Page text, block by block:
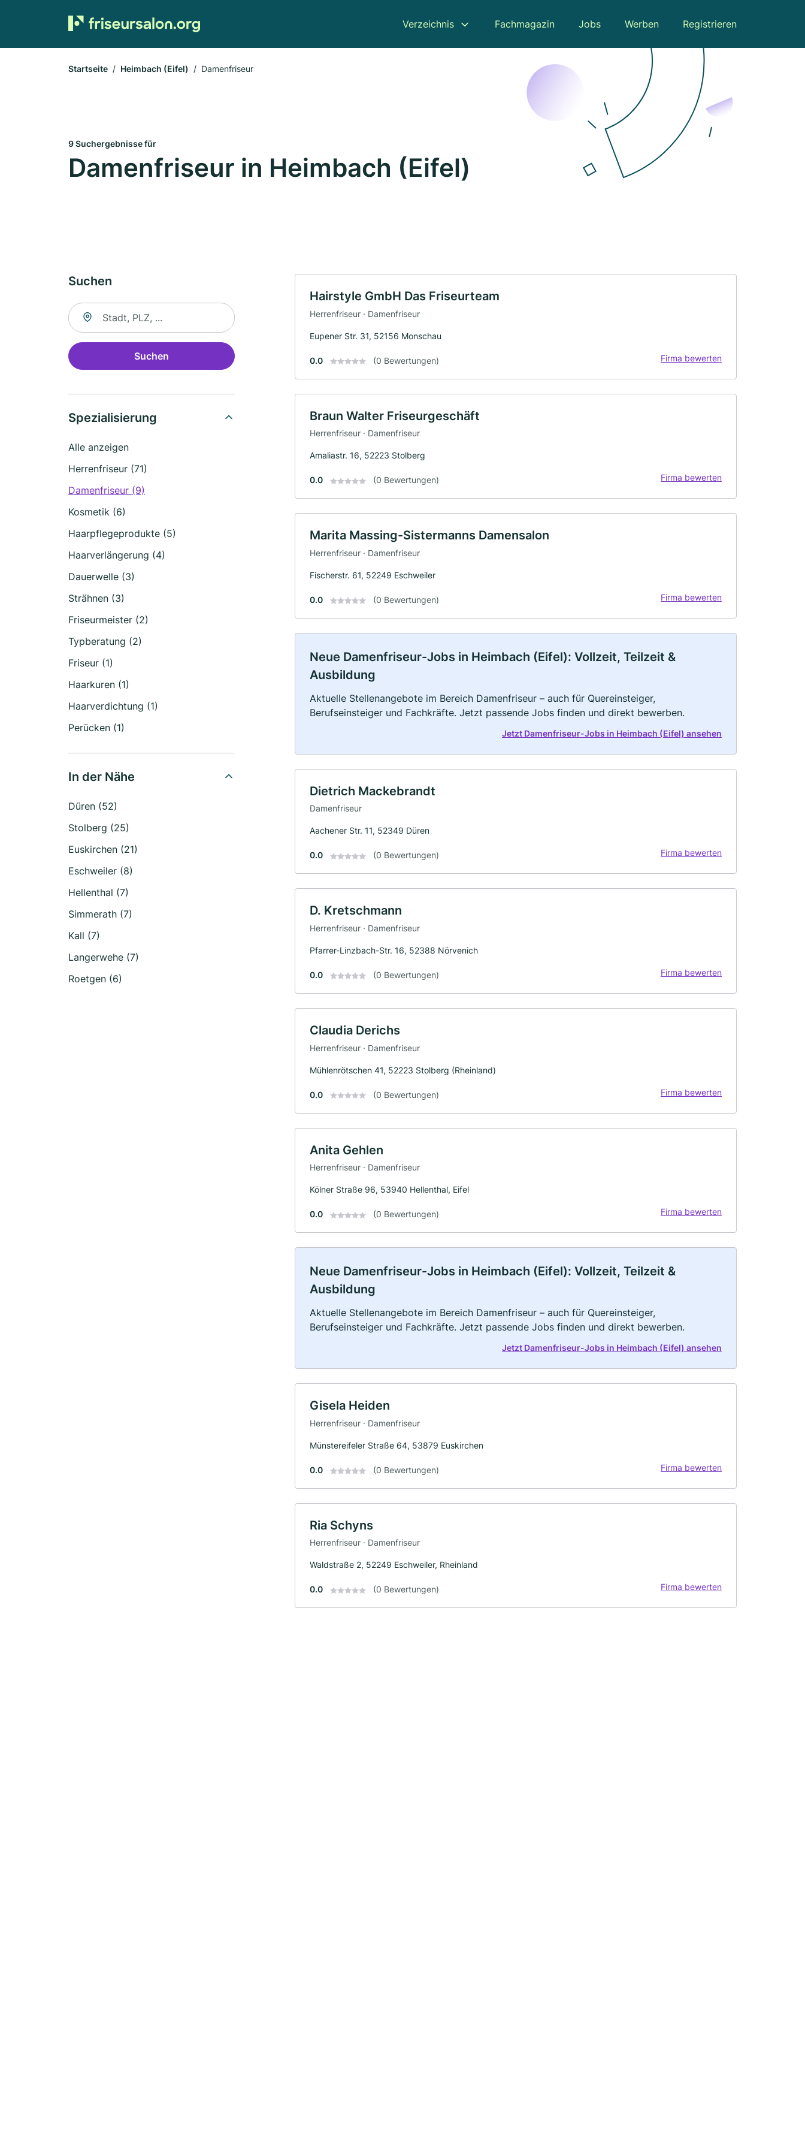
Verzeichnis Fachmagazin Jobs Werben Registrieren
Startseite Heimbach (Eifel) Damenfriseur
9 Suchergebnisse für
Damenfriseur in Heimbach (Eifel)
Suchen
Suche nach Ort
Suchen
Spezialisierung
Alle anzeigen
Herrenfriseur (71)
Damenfriseur (9)
Kosmetik (6)
Haarpflegeprodukte (5)
Haarverlängerung (4)
Dauerwelle (3)
Strähnen (3)
Friseurmeister (2)
Typberatung (2)
Friseur (1)
Haarkuren (1)
Haarverdichtung (1)
Perücken (1)
In der Nähe
Düren (52)
Stolberg (25)
Euskirchen (21)
Eschweiler (8)
Hellenthal (7)
Simmerath (7)
Kall (7)
Langerwehe (7)
Roetgen (6)
Hairstyle GmbH Das Friseurteam
Herrenfriseur · Damenfriseur
Eupener Str. 31, 52156 Monschau
0.0 (0 Bewertungen) Firma bewerten
Braun Walter Friseurgeschäft
Herrenfriseur · Damenfriseur
Amaliastr. 16, 52223 Stolberg
0.0 (0 Bewertungen) Firma bewerten
Marita Massing-Sistermanns Damensalon
Herrenfriseur · Damenfriseur
Fischerstr. 61, 52249 Eschweiler
0.0 (0 Bewertungen) Firma bewerten
Neue Damenfriseur-Jobs in Heimbach (Eifel): Vollzeit, Teilzeit &
Ausbildung
Aktuelle Stellenangebote im Bereich Damenfriseur – auch für Quereinsteiger,
Berufseinsteiger und Fachkräfte. Jetzt passende Jobs finden und direkt bewerben.
Jetzt Damenfriseur-Jobs in Heimbach (Eifel) ansehen
Dietrich Mackebrandt
Damenfriseur
Aachener Str. 11, 52349 Düren
0.0 (0 Bewertungen) Firma bewerten
D. Kretschmann
Herrenfriseur · Damenfriseur
Pfarrer-Linzbach-Str. 16, 52388 Nörvenich
0.0 (0 Bewertungen) Firma bewerten
Claudia Derichs
Herrenfriseur · Damenfriseur
Mühlenrötschen 41, 52223 Stolberg (Rheinland)
0.0 (0 Bewertungen) Firma bewerten
Anita Gehlen
Herrenfriseur · Damenfriseur
Kölner Straße 96, 53940 Hellenthal, Eifel
0.0 (0 Bewertungen) Firma bewerten
Neue Damenfriseur-Jobs in Heimbach (Eifel): Vollzeit, Teilzeit &
Ausbildung
Aktuelle Stellenangebote im Bereich Damenfriseur – auch für Quereinsteiger,
Berufseinsteiger und Fachkräfte. Jetzt passende Jobs finden und direkt bewerben.
Jetzt Damenfriseur-Jobs in Heimbach (Eifel) ansehen
Gisela Heiden
Herrenfriseur · Damenfriseur
Münstereifeler Straße 64, 53879 Euskirchen
0.0 (0 Bewertungen) Firma bewerten
Ria Schyns
Herrenfriseur · Damenfriseur
Waldstraße 2, 52249 Eschweiler, Rheinland
0.0 (0 Bewertungen) Firma bewerten